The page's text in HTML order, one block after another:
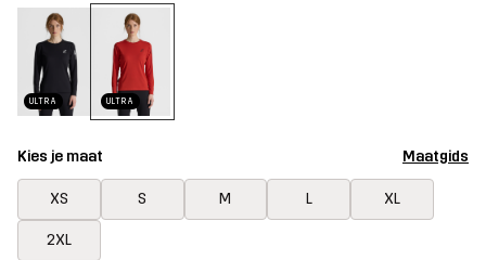
ULTRA ULTRA
Kies je maat Maatgids
XS S M L XL
2XL